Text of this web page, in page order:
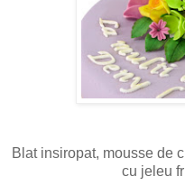
Blat insiropat, mousse de
cu jeleu